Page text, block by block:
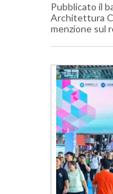
Pubblicato il
Architettura
menzione sul